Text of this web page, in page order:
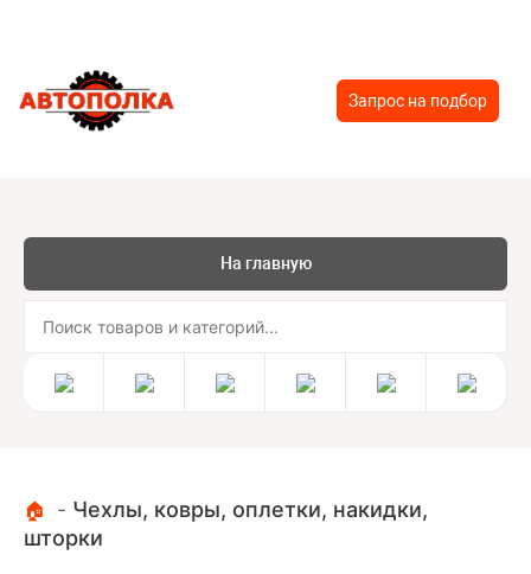
Запрос на подбор
На главную
🏠 - Чехлы, ковры, оплетки, накидки,
шторки